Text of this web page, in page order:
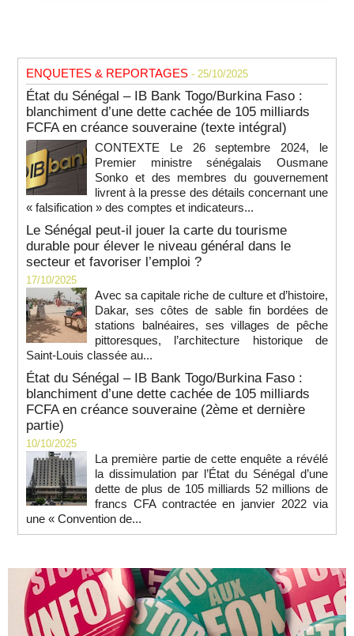
ENQUETES & REPORTAGES - 25/10/2025
État du Sénégal – IB Bank Togo/Burkina Faso :
blanchiment d’une dette cachée de 105 milliards
FCFA en créance souveraine (texte intégral)
CONTEXTE Le 26 septembre 2024, le
Premier ministre sénégalais Ousmane
Sonko et des membres du gouvernement
livrent à la presse des détails concernant une
« falsification » des comptes et indicateurs...
Le Sénégal peut-il jouer la carte du tourisme
durable pour élever le niveau général dans le
secteur et favoriser l’emploi ?
17/10/2025
Avec sa capitale riche de culture et d’histoire,
Dakar, ses côtes de sable fin bordées de
stations balnéaires, ses villages de pêche
pittoresques, l’architecture historique de
Saint-Louis classée au...
État du Sénégal – IB Bank Togo/Burkina Faso :
blanchiment d’une dette cachée de 105 milliards
FCFA en créance souveraine (2ème et dernière
partie)
10/10/2025
La première partie de cette enquête a révélé
la dissimulation par l’État du Sénégal d’une
dette de plus de 105 milliards 52 millions de
francs CFA contractée en janvier 2022 via
une « Convention de...